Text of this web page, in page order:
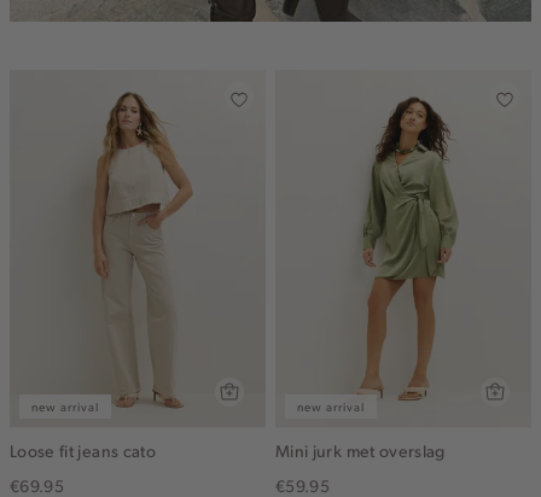
new arrival
Loose fit jeans cato
€69.95
new arrival
Mini jurk met overslag
€59.95